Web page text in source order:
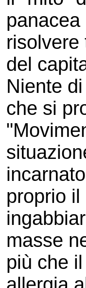
risolvere
del
Niente
che si
proprio
masse
più che